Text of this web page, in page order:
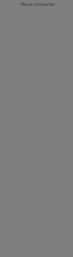
Nous contacter